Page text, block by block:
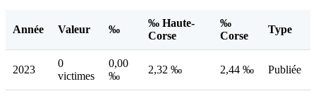
Année Valeur ‰
‰ Haute-
Corse
‰
Corse
Type
2023
0
victimes
0,00
‰
2,32 ‰ 2,44 ‰ Publiée